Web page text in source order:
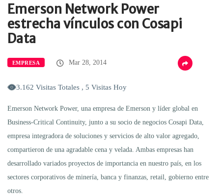
Home Empresa Emerson Network Power…
Emerson Network Power
estrecha vínculos con Cosapi
Data
EMPRESA Mar 28, 2014
3.162 Visitas Totales , 5 Visitas Hoy
Emerson Network Power, una empresa de Emerson y líder global en
Business-Critical Continuity, junto a su socio de negocios Cosapi Data,
empresa integradora de soluciones y servicios de alto valor agregado,
compartieron de una agradable cena y velada. Ambas empresas han
desarrollado variados proyectos de importancia en nuestro país, en los
sectores corporativos de minería, banca y finanzas, retail, gobierno entre
otros.